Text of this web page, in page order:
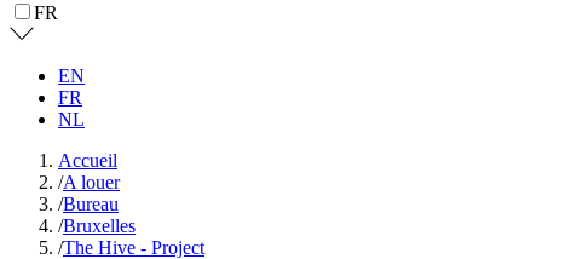
FR
EN
FR
NL
Accueil
/A louer
/Bureau
/Bruxelles
/The Hive - Project